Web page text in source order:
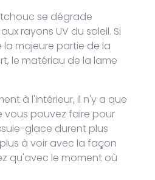
se dégrade
rayons UV du soleil. Si
majeure partie de la
le matériau de la lame
à l'intérieur, il n'y a que
vous pouvez faire pour
glace durent plus
à voir avec la façon
qu'avec le moment où